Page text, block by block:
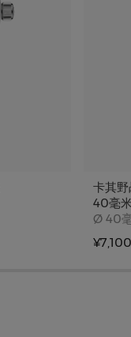
卡其
40毫
Ø 40